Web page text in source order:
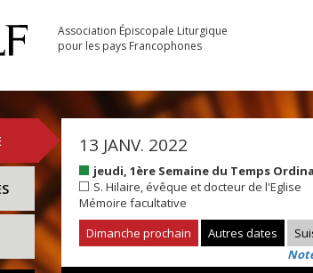
Association Épiscopale Liturgique
pour les pays Francophones
13 JANV. 2022
jeudi, 1ère Semaine du Temps
S. Hilaire, évêque et docteur de l'Eglise
Mémoire facultative
Dimanche prochain
Autres dates